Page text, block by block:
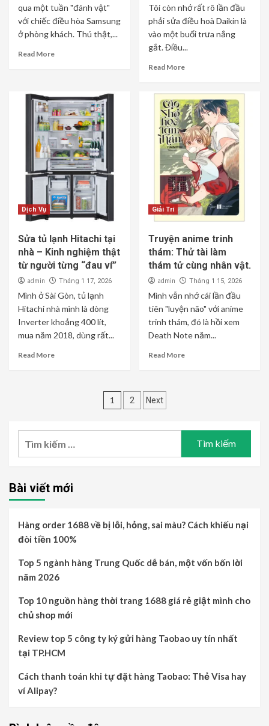
qua một tuần "đánh vật"
với chiếc điều hòa Samsung
ở phòng khách. Thú thật,...
Read More
Tôi còn nhớ rất rõ lần đầu
phải sửa điều hoà Daikin là
vào một buổi trưa nắng
gắt. Điều...
Read More
Dịch Vụ
Sửa tủ lạnh Hitachi tại
nhà – Kinh nghiệm thật
từ người từng “đau ví”
admin Tháng 1 17, 2026
Mình ở Sài Gòn, tủ lạnh
Hitachi nhà mình là dòng
Inverter khoảng 400 lít,
mua năm 2018, dùng rất...
Read More
Giải Trí
Truyện anime trinh
thám: Thử tài làm
thám tử cùng nhân vật.
admin Tháng 1 15, 2026
Mình vẫn nhớ cái lần đầu
tiên "luyện não" với anime
trinh thám, đó là hồi xem
Death Note năm...
Read More
Phân
viết
1 2 Next
Bài viết mới
Hàng order 1688 về bị lỗi, hỏng, sai màu? Cách khiếu nại
đòi tiền 100%
Top 5 ngành hàng Trung Quốc dễ bán, một vốn bốn lời
năm 2026
Top 10 nguồn hàng thời trang 1688 giá rẻ giật mình cho
chủ shop mới
Review top 5 công ty ký gửi hàng Taobao uy tín nhất
tại TP.HCM
Cách thanh toán khi tự đặt hàng Taobao: Thẻ Visa hay
ví Alipay?